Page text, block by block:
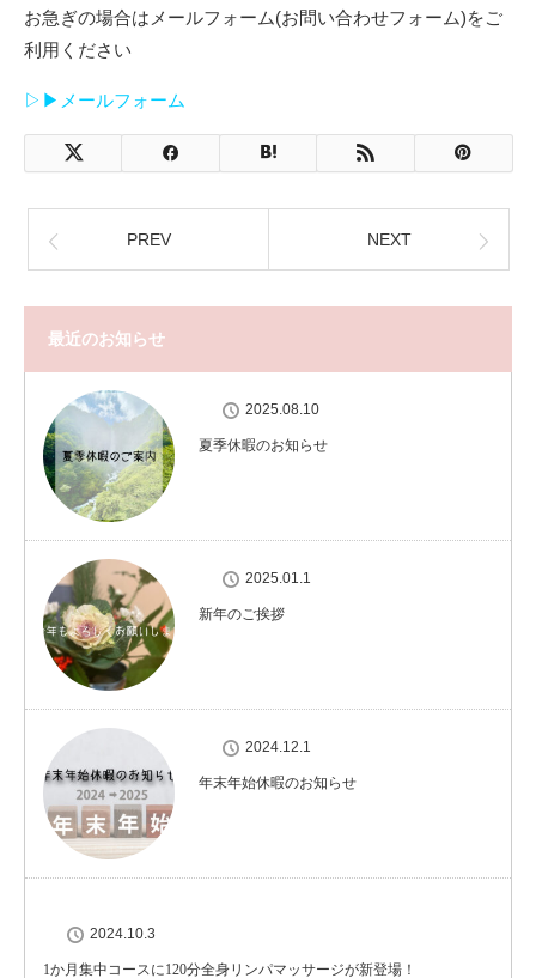
お急ぎの場合はメールフォーム(お問い合わせフォーム)をご
利用ください
▷▶︎メールフォーム
PREV NEXT
最近のお知らせ
2025.08.10
夏季休暇のお知らせ
2025.01.1
新年のご挨拶
2024.12.1
年末年始休暇のお知らせ
2024.10.3
1か月集中コースに120分全身リンパマッサージが新登場！